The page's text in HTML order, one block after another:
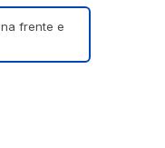
frente e